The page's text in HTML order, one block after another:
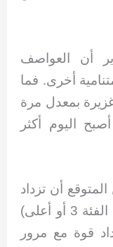
أن العواصف
أخرى. فما
بمعدل مرة
اليوم أكثر
أن تزداد
نسبة العواصف الكبرى (مرتبة من الفئة 3 أو أعلى)
قوة مع مرور